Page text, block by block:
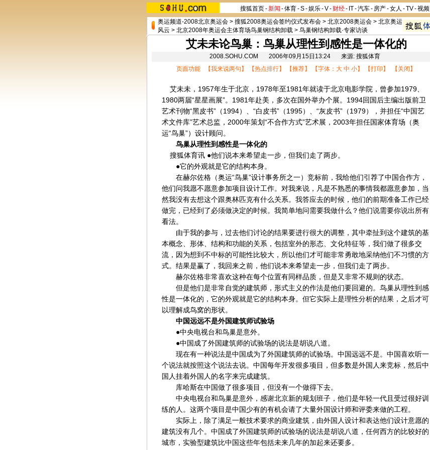
搜狐首页-新闻 -体育-S-娱乐-V- 财经- IT-汽车- 房产-女人 -TV-视频
奥运频道-2008北京奥运会 > 搜狐2008奥运会签约仪式发布会 > 北京2008奥运会 > 北京奥运
风云 > 北京2008年奥运会主体育场鸟巢钢结构卸载 > 鸟巢钢结构卸载·专家访谈
艾未未论鸟巢：鸟巢从理性到感性是一体化的
2008.SOHU.COM 2006年09月15日13:24 来源: 搜狐体育
页面功能 【我来说两句 】 【热点排行】 【推荐】 【字体： 大 中 小】 【打印 】 【 关闭 】
艾未未，1957年生于北京，1978年至1981年就读于北京电影学院，曾参加1979、
1980两届“星星画展”。1981年赴美，多次在国外举办个展。1994回国后主编出版前卫
艺术刊物“黑皮书”（1994）、“白皮书”（1995）、“灰皮书”（1979），并担任“中国艺
术文件库”艺术总监，2000年策划“不合作方式”艺术展，2003年担任国家体育场（奥
运“鸟巢”）设计顾问。
鸟巢从理性到感性是一体化的
搜狐体育讯 ●他们说本来希望走一步，但我们走了两步。
●它的外观就是它的结构本身。
在赫尔佐格（奥运“鸟巢”设计事务所之一）竞标前，我给他们引荐了中国合作方，
他们问我愿不愿意参加项目设计工作。对我来说，凡是不熟悉的事情我都愿意参加，当
然我没有去想这个跟奥林匹克有什么关系。我答应去的时候，他们的前期准备工作已经
做完，已经到了必须做决定的时候。我简单地问需要我做什么？他们说需要你说出所有
看法。
由于我的参与，过去他们讨论的结果要进行很大的调整，其中牵扯到这个建筑的基
本概念、形体、结构和功能的关系，包括室外的形态、文化特征等，我们做了很多交
流，因为想到不中标的可能性比较大，所以他们才可能非常勇敢地采纳他们不习惯的方
式。结果是赢了，我回来之前，他们说本来希望走一步，但我们走了两步。
赫尔佐格非常喜欢这种在每个位置有同样品质，但是又非常不规则的状态。
但是他们是非常自觉的建筑师，形式主义的作法是他们要回避的。鸟巢从理性到感
性是一体化的，它的外观就是它的结构本身。但它实际上是理性分析的结果，之后才可
以理解成鸟窝的形状。
中国远远不是外国建筑师试验场
●中央电视台和鸟巢是意外。
●中国成了外国建筑师的试验场的说法是胡说八道。
现在有一种说法是中国成为了外国建筑师的试验场。中国远远不是。中国喜欢听一
个说法就按照这个说法去说。中国每年开发很多项目，但多数是外国人来竞标，然后中
国人挂着外国人的名字来完成建筑。
库哈斯在中国做了很多项目，但没有一个做得下去。
中央电视台和鸟巢是意外，感谢北京新的规划班子，他们是年轻一代且受过很好训
练的人。这两个项目是中国少有的有机会请了大量外国设计师和评委来做的工程。
实际上，除了满足一般技术要求的商业建筑，由外国人设计和表达他们设计意愿的
建筑没有几个。中国成了外国建筑师的试验场的说法是胡说八道，任何西方的比较好的
城市，实验型建筑比中国这些年包括未来几年的加起来还要多。